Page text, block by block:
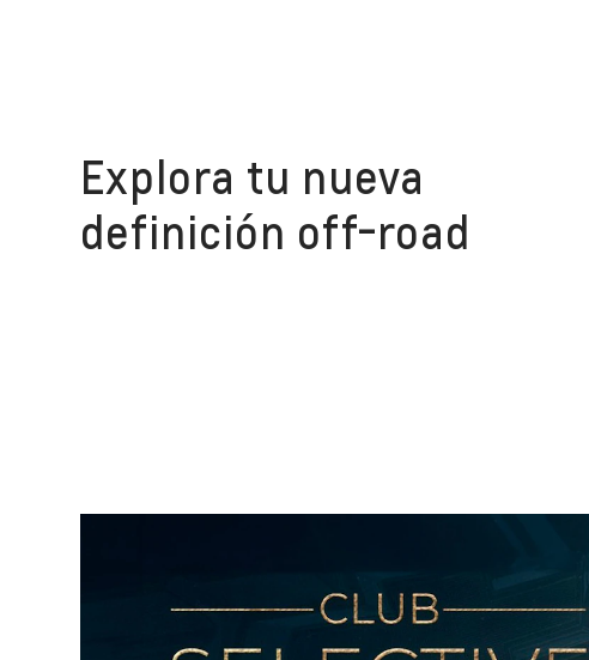
Explora tu nueva
definición off-road